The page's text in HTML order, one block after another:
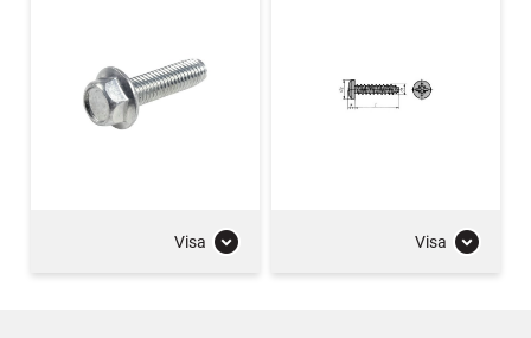
Visa Visa